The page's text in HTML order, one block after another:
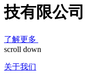
技有限公司
了解更多
scroll down
关于我们